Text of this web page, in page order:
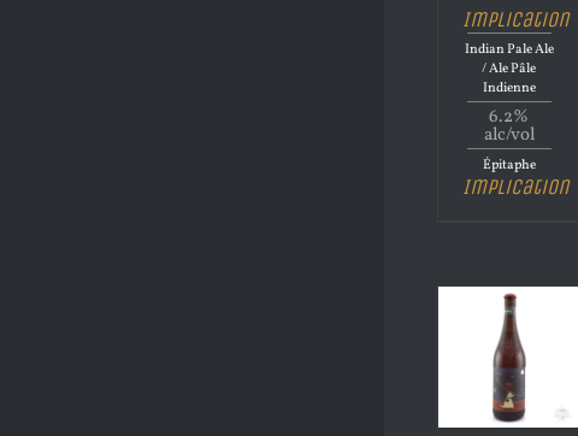
Implication
Indian Pale Ale
/ Ale Pâle
Indienne
6.2%
alc/vol
Épitaphe
Implication